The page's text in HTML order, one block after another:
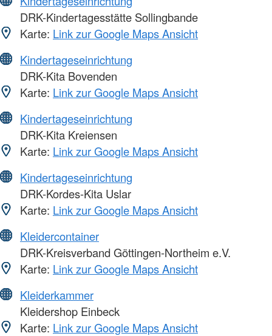
DRK-Kindertagesstätte Sollingbande
Karte: Link zur Google Maps Ansicht
Kindertageseinrichtung
DRK-Kita Bovenden
Karte: Link zur Google Maps Ansicht
Kindertageseinrichtung
DRK-Kita Kreiensen
Karte: Link zur Google Maps Ansicht
Kindertageseinrichtung
DRK-Kordes-Kita Uslar
Karte: Link zur Google Maps Ansicht
Kleidercontainer
DRK-Kreisverband Göttingen-Northeim e.V.
Karte: Link zur Google Maps Ansicht
Kleiderkammer
Kleidershop Einbeck
Karte: Link zur Google Maps Ansicht